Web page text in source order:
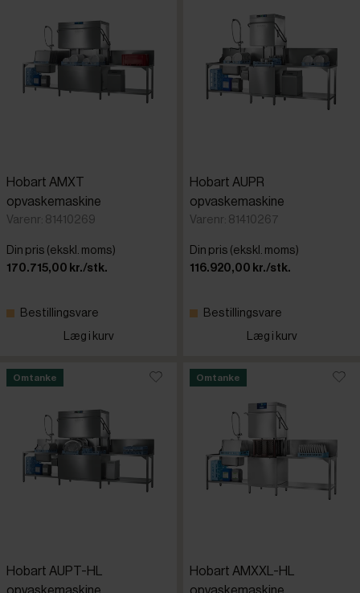
Hobart AMXT
opvaskemaskine
Varenr: 81410269
Din pris (ekskl. moms)
170.715,00 kr./stk.
Bestillingsvare
Læg i kurv
Hobart AUPR
opvaskemaskine
Varenr: 81410267
Din pris (ekskl. moms)
116.920,00 kr./stk.
Bestillingsvare
Læg i kurv
Omtanke
Hobart AUPT-HL
Omtanke
Hobart AMXXL-HL